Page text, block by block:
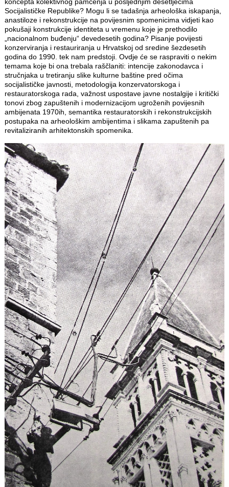
Socijalističke Republike? Mogu li se tadašnja arheološka iskapanja,
anastiloze i rekonstrukcije na povijesnim spomenicima vidjeti kao
pokušaji konstrukcije identiteta u vremenu koje je prethodilo
„nacionalnom buđenju“ devedesetih godina? Pisanje povijesti
konzerviranja i restauriranja u Hrvatskoj od sredine šezdesetih
godina do 1990. tek nam predstoji. Ovdje će se raspraviti o nekim
temama koje bi ona trebala raščlaniti: intencije zakonodavca i
stručnjaka u tretiranju slike kulturne baštine pred očima
socijalističke javnosti, metodologija konzervatorskoga i
restauratorskoga rada, važnost uspostave javne nostalgije i kritički
tonovi zbog zapuštenih i modernizacijom ugroženih povijesnih
ambijenata 1970ih, semantika restauratorskih i rekonstrukcijskih
postupaka na arheološkim ambijentima i slikama zapuštenih pa
revitaliziranih arhitektonskih spomenika.